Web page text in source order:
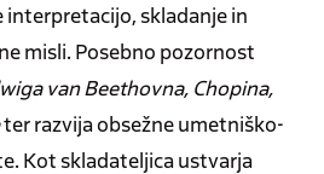
interpretacijo, skladanje in
misli. Posebno pozornost
van Beethovna, Chopina,
ter razvija obsežne umetniško-
Kot skladateljica ustvarja